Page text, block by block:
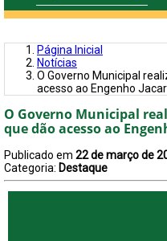
Página Inicial
Notícias
O Governo Municipal
acesso ao Engenho
O Governo Municipal
que dão acesso ao
Publicado em 22 de março de
Categoria: Destaque